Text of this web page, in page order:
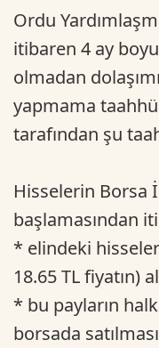
Ordu
itibaren 4 ay
olmadan
yapmama
tarafından şu
Hisselerin Borsa
başlamasından
* elindeki
18.65 TL fiyatın)
* bu payların
borsada